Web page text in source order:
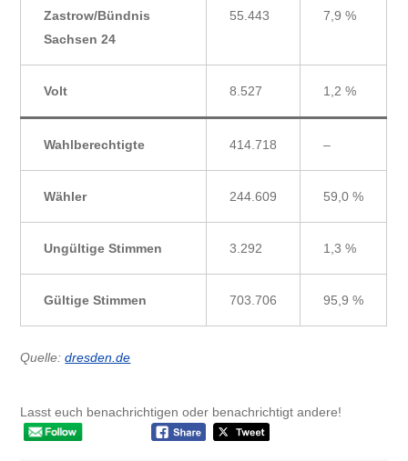
Zastrow/Bündnis
Sachsen 24
55.443 7,9 %
Volt 8.527 1,2 %
Wahlberechtigte 414.718 –
Wähler 244.609 59,0 %
Ungültige Stimmen 3.292 1,3 %
Gültige Stimmen 703.706 95,9 %
Quelle:dresden.de
Lasst euch benachrichtigen oder benachrichtigt andere!